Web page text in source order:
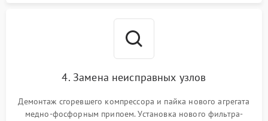
4. Замена неисправных узлов
Демонтаж сгоревшего компрессора и пайка нового агрегата
медно-фосфорным припоем. Установка нового фильтра-